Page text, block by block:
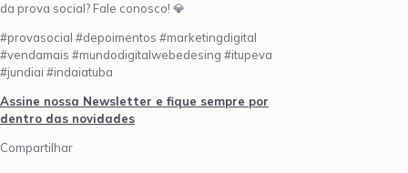
da prova social? Fale conosco! 💎
#provasocial #depoimentos #marketingdigital
#vendamais #mundodigitalwebedesing #itupeva
#jundiai #indaiatuba
Assine nossa Newsletter e fique sempre por
dentro das novidades
Compartilhar